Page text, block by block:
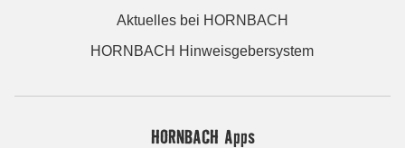
Aktuelles bei HORNBACH
HORNBACH Hinweisgebersystem
HORNBACH Apps